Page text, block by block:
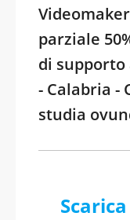
parziale
di supporto
- Calabria -
studia